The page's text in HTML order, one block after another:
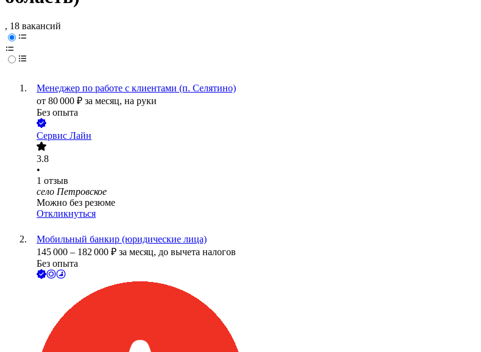
, 18 вакансий
Менеджер по работе с клиентами (п. Селятино)
от 80 000 ₽ за месяц, на руки
Без опыта
Сервис Лайн
3.8
•
1 отзыв
село Петровское
Можно без резюме
Откликнуться
Мобильный банкир (юридические лица)
145 000 – 182 000 ₽ за месяц, до вычета налогов
Без опыта